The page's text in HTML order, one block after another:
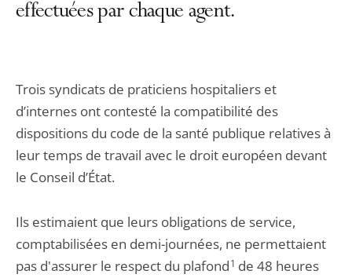
effectuées par chaque agent.
Trois syndicats de praticiens hospitaliers et
d’internes ont contesté la compatibilité des
dispositions du code de la santé publique relatives à
leur temps de travail avec le droit européen devant
le Conseil d’État.
Ils estimaient que leurs obligations de service,
comptabilisées en demi-journées, ne permettaient
pas d'assurer le respect du plafond1 de 48 heures